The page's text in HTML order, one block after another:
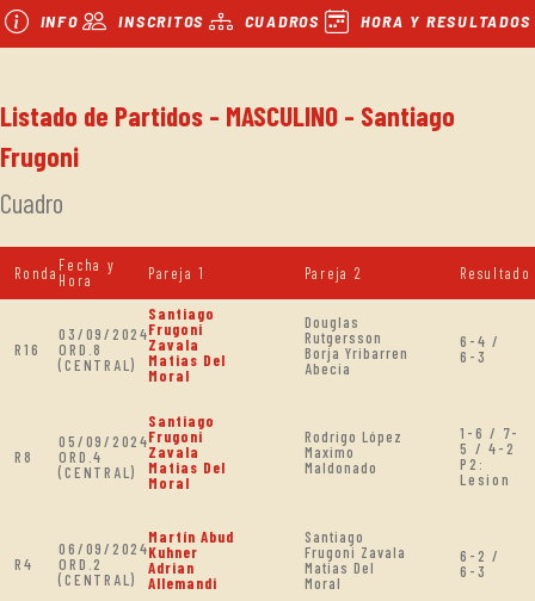
INFO INSCRITOS CUADROS HORA Y RESULTADOS
Listado de Partidos - MASCULINO - Santiago
Frugoni
Cuadro
Ronda Fecha y
Hora
Pareja 1 Pareja 2 Resultado
R16
03/09/2024
ORD.8
(CENTRAL)
Santiago
Frugoni
Zavala
Matias Del
Moral
Douglas
Rutgersson
Borja Yribarren
Abecia
6-4 /
6-3
R8
05/09/2024
ORD.4
(CENTRAL)
Santiago
Frugoni
Zavala
Matias Del
Moral
Rodrigo López
Maximo
Maldonado
1-6 / 7-
5 / 4-2
P2:
Lesion
R4
06/09/2024
ORD.2
(CENTRAL)
Martín Abud
Kuhner
Adrian
Allemandi
Santiago
Frugoni Zavala
Matias Del
Moral
6-2 /
6-3